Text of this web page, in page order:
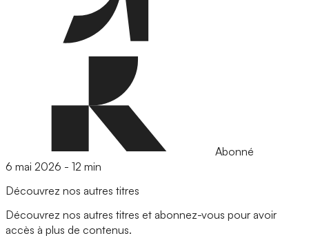
Abonné
6 mai 2026 - 12 min
Découvrez nos autres titres
Découvrez nos autres titres et abonnez-vous pour avoir
accès à plus de contenus.